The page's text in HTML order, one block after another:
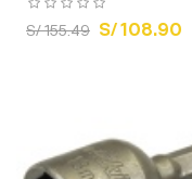
S/ 155.49 S/ 108.90